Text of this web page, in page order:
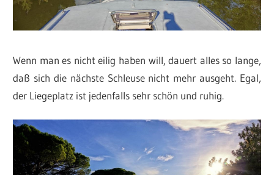
Wenn man es nicht eilig haben will, dauert alles so lange,
daß sich die nächste Schleuse nicht mehr ausgeht. Egal,
der Liegeplatz ist jedenfalls sehr schön und ruhig.